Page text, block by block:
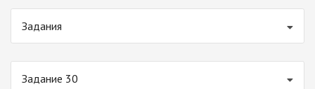
Задания
Задание 30